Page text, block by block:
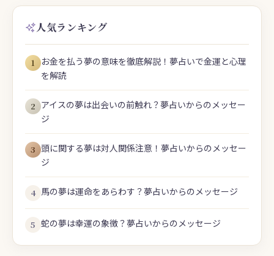
人気ランキング
1
お金を払う夢の意味を徹底解説！夢占いで金運と心理
を解読
2 アイスの夢は出会いの前触れ？夢占いからのメッセー
ジ
3 頭に関する夢は対人関係注意！夢占いからのメッセー
ジ
4 馬の夢は運命をあらわす？夢占いからのメッセージ
5 蛇の夢は幸運の象徴？夢占いからのメッセージ